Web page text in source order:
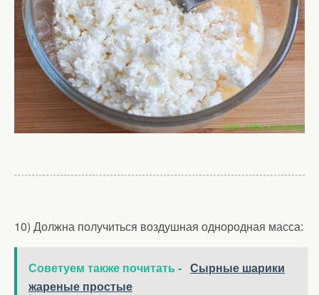
10) Должна получиться воздушная однородная масса:
Советуем также почитать - Сырные шарики
жареные простые